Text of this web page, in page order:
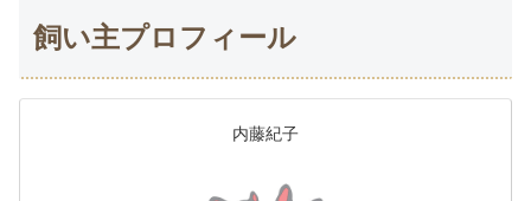
飼い主プロフィール
内藤紀子